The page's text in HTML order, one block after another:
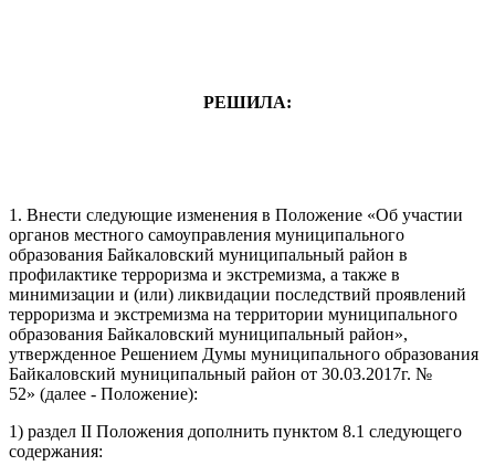
РЕШИЛА:
1. Внести следующие изменения в Положение «Об участии
органов местного самоуправления муниципального
образования Байкаловский муниципальный район в
профилактике терроризма и экстремизма, а также в
минимизации и (или) ликвидации последствий проявлений
терроризма и экстремизма на территории муниципального
образования Байкаловский муниципальный район»,
утвержденное Решением Думы муниципального образования
Байкаловский муниципальный район от 30.03.2017г. №
52» (далее - Положение):
1) раздел II Положения дополнить пунктом 8.1 следующего
содержания: